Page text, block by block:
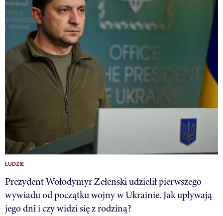
LUDZIE
Prezydent Wołodymyr Zełenski udzielił pierwszego
wywiadu od początku wojny w Ukrainie. Jak upływają
jego dni i czy widzi się z rodziną?